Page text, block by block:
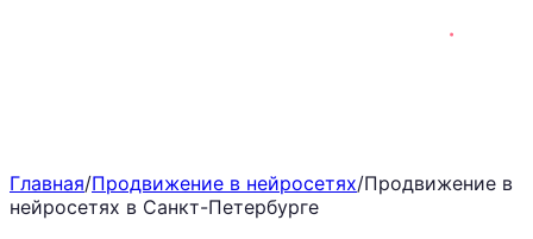
Главная/Продвижение в нейросетях/Продвижение в
нейросетях в Санкт-Петербурге